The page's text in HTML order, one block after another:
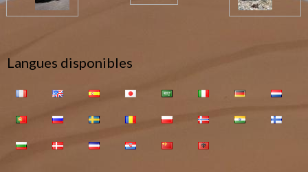
Langues disponibles